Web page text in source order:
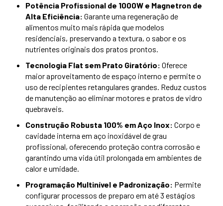
Potência Profissional de 1000W e Magnetron de
Alta Eficiência: Garante uma regeneração de
alimentos muito mais rápida que modelos
residenciais, preservando a textura, o sabor e os
nutrientes originais dos pratos prontos.
Tecnologia Flat sem Prato Giratório: Oferece
maior aproveitamento de espaço interno e permite o
uso de recipientes retangulares grandes. Reduz custos
de manutenção ao eliminar motores e pratos de vidro
quebraveis.
Construção Robusta 100% em Aço Inox: Corpo e
cavidade interna em aço inoxidável de grau
profissional, oferecendo proteção contra corrosão e
garantindo uma vida útil prolongada em ambientes de
calor e umidade.
Programação Multinível e Padronização: Permite
configurar processos de preparo em até 3 estágios